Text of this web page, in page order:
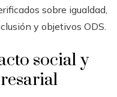
sobre igualdad,
y objetivos ODS.
social y